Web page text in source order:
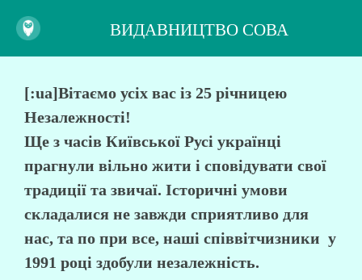
ВИДАВНИЦТВО СОВА
[:ua]Вітаємо усіх вас із 25 річницею
Незалежності!
Ще з часів Київської Русі українці
прагнули вільно жити і сповідувати свої
традиції та звичаї. Історичні умови
складалися не завжди сприятливо для
нас, та по при все, наші співвітчизники у
1991 році здобули незалежність.